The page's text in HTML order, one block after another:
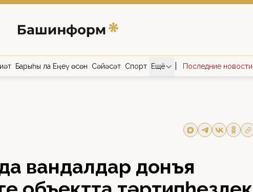
Барыһы ла Еңеү өсөн Сәйәсәт Спорт Ещё Последние новости
вандалдар донъя